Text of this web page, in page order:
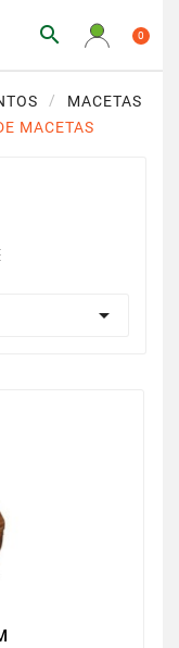
 0
MACETAS
MACETAS
